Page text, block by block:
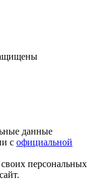
данные
с официальной
персональных